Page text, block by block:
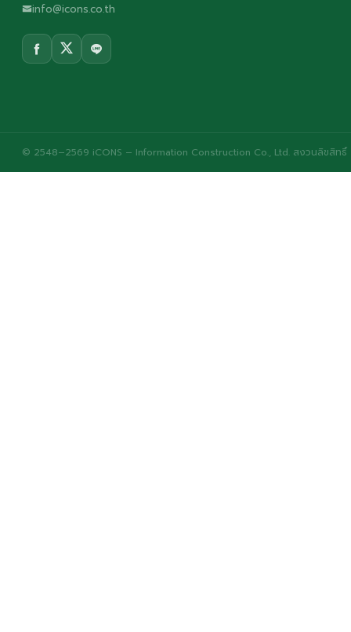
info@icons.co.th
© 2548–2569 iCONS – Information Construction Co., Ltd. สงวนลิขสิทธิ์